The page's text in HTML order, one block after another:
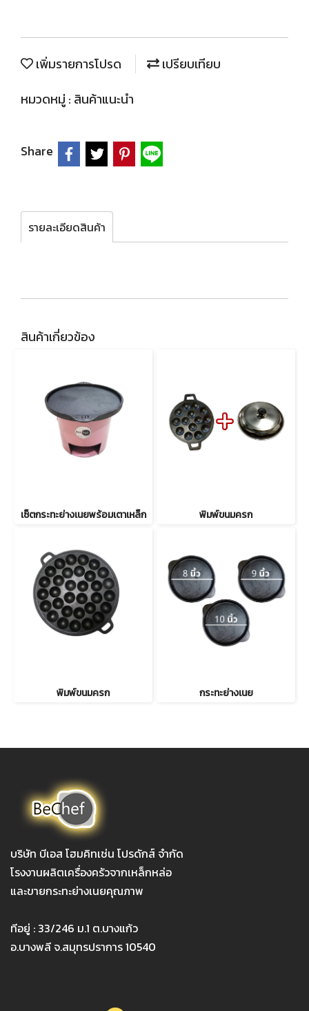
เพิ่มรายการโปรด
เปรียบเทียบ
หมวดหมู่ : สินค้าแนะนำ
Share
รายละเอียดสินค้า
สินค้าเกี่ยวข้อง
เซ็ตกระทะย่างเนยพร้อมเตาเหล็ก พิมพ์ขนมครก
พิมพ์ขนมครก กระทะย่างเนย
บริษัท บีเอส โฮมคิทเช่น โปรดักส์ จำกัด
โรงงานผลิตเครื่องครัวจากเหล็กหล่อ
และขายกระทะย่างเนยคุณภาพ
ทีอยู่ : 33/246 ม.1 ต.บางแก้ว
อ.บางพลี จ.สมุทรปราการ 10540